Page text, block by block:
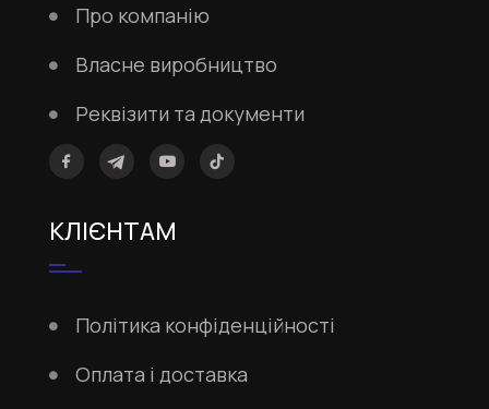
Про компанію
Власне виробництво
Реквізити та документи
КЛІЄНТАМ
Політика конфіденційності
Оплата і доставка